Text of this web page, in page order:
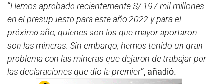
“Hemos aprobado recientemente S/ 197 mil millones
en el presupuesto para este año 2022 y para el
próximo año, quienes son los que mayor aportaron
son las mineras. Sin embargo, hemos tenido un gran
problema con las mineras que dejaron de trabajar por
las declaraciones que dio la premier”, añadió.